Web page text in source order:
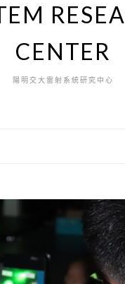
CENTER
陽明交大雷射系統研究中心